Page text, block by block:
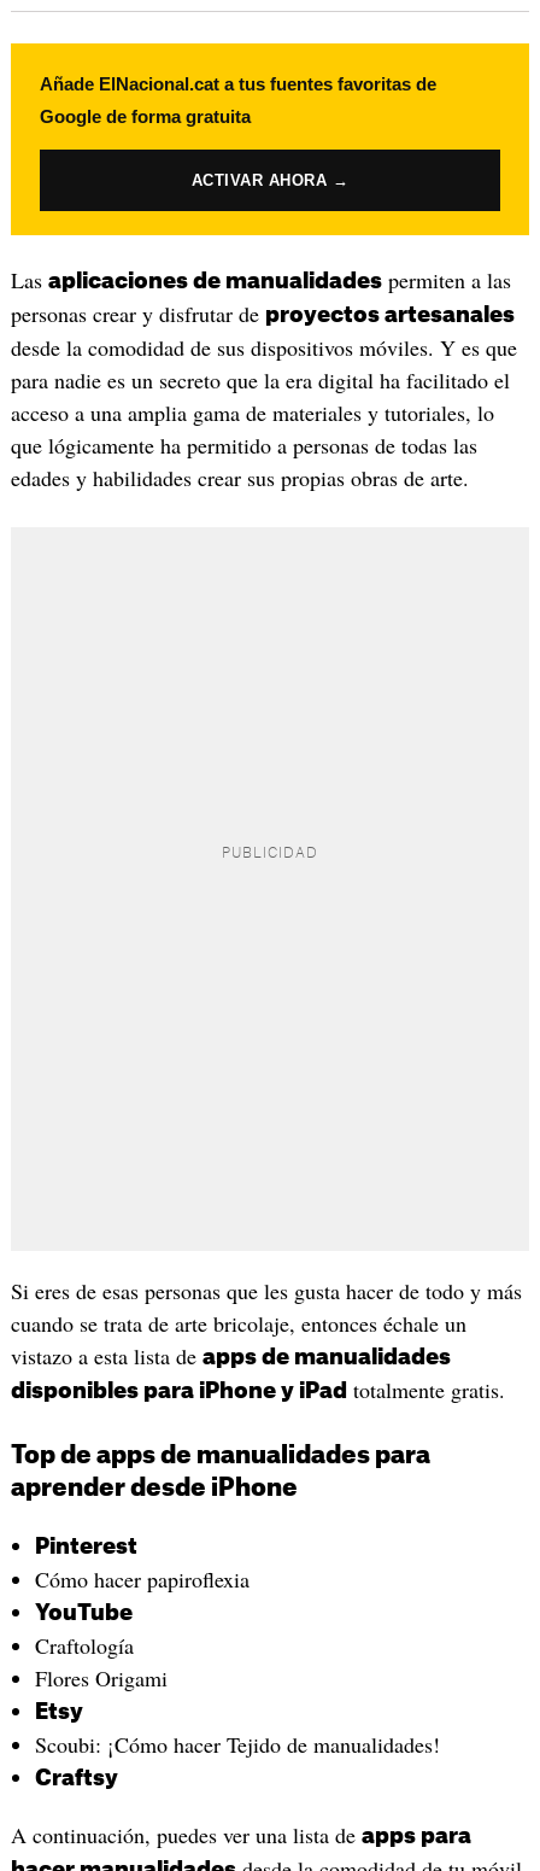
Añade ElNacional.cat a tus fuentes favoritas de
Google de forma gratuita
ACTIVAR AHORA →
Las aplicaciones de manualidadespermiten a las
personas crear y disfrutar de proyectos artesanales
desde la comodidad de sus dispositivos móviles. Y es que
para nadie es un secreto que la era digital ha facilitado el
acceso a una amplia gama de materiales y tutoriales, lo
que lógicamente ha permitido a personas de todas las
edades y habilidades crear sus propias obras de arte.
Si eres de esas personas que les gusta hacer de todo y más
cuando se trata de arte bricolaje, entonces échale un
vistazo a esta lista de apps de manualidades
disponibles para iPhone y iPad totalmente gratis.
Top de apps de manualidades para
aprender desde iPhone
Pinterest
Cómo hacer papiroflexia
YouTube
Craftología
Flores Origami
Etsy
Scoubi: ¡Cómo hacer Tejido de manualidades!
Craftsy
A continuación, puedes ver una lista de apps para